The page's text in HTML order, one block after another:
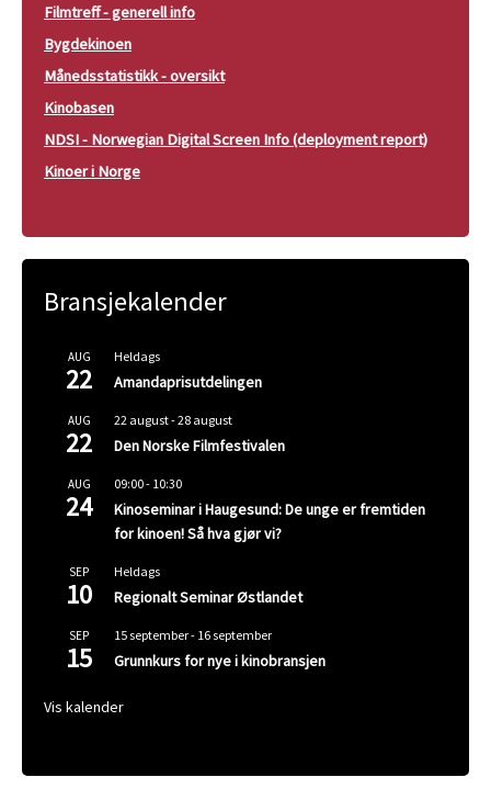
Filmtreff - generell info
Bygdekinoen
Månedsstatistikk - oversikt
Kinobasen
NDSI - Norwegian Digital Screen Info (deployment report)
Kinoer i Norge
Bransjekalender
AUG
22
Heldags
Amandaprisutdelingen
AUG
22
22 august-28 august
Den Norske Filmfestivalen
AUG
24
09:00- 10:30
Kinoseminar i Haugesund: De unge er fremtiden
for kinoen! Så hva gjør vi?
SEP
10
Heldags
Regionalt Seminar Østlandet
SEP
15
15 september- 16 september
Grunnkurs for nye i kinobransjen
Vis kalender